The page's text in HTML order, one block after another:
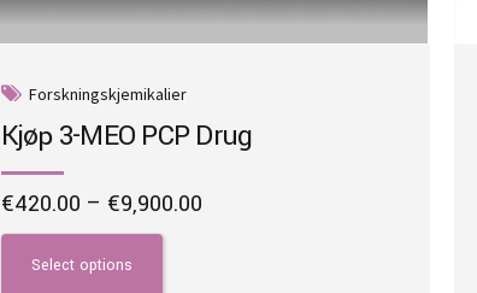
Forskningskjemikalier
Kjøp 3-MEO PCP Drug
€420.00 – €9,900.00Price
Select options
This
product